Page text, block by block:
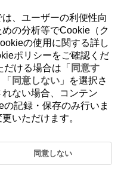
ピードで撮影を行うと、光源
ー）により、画面の上下で露
写真に露出差や色あいの差が
、ユーザーの利便性向
めの分析等でCookie（ク
の使用に関する詳し
ポリシーをご確認くだ
ける場合は「 同意す
同意しない 」を選択さ
ない場合、コンテン
記録・保存のみ行いま
いただけます。
同意しない